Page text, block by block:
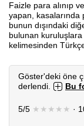
Faizle para alınıp
yapan,
bunun dışındaki
bulunan
kelimesinden
Göster'deki öne
derlendi.
Bu
5/5 ★★★★★ ·